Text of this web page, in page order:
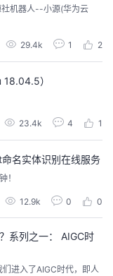
社机器人--小源(华为云
29.4k 1 2
）
23.4k 4 1
名实体识别在线服务
！
12.9k 0 0
系列之一： AIGC时
进入了AIGC时代，即人